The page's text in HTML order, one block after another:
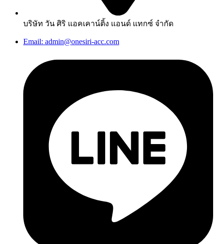
บริษัท วัน ศิริ แอคเคาน์ติ้ง แอนด์ แทกซ์ จำกัด
Email: admin@onesiri-acc.com